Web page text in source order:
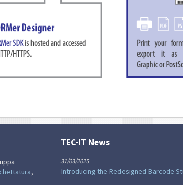
,
TEC-IT News
31/03/2025
Introducing the Redesigned Barcode